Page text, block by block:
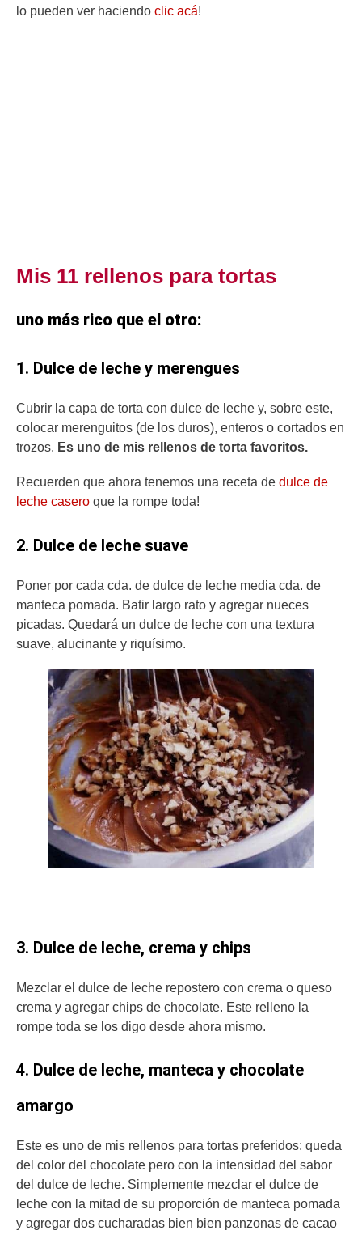
lo pueden ver haciendo clic acá!
Mis 11 rellenos para tortas
uno más rico que el otro:
1. Dulce de leche y merengues
Cubrir la capa de torta con dulce de leche y, sobre este,
colocar merenguitos (de los duros), enteros o cortados en
trozos. Es uno de mis rellenos de torta favoritos.
Recuerden que ahora tenemos una receta de dulce de
leche casero que la rompe toda!
2. Dulce de leche suave
Poner por cada cda. de dulce de leche media cda. de
manteca pomada. Batir largo rato y agregar nueces
picadas. Quedará un dulce de leche con una textura
suave, alucinante y riquísimo.
3. Dulce de leche, crema y chips
Mezclar el dulce de leche repostero con crema o queso
crema y agregar chips de chocolate. Este relleno la
rompe toda se los digo desde ahora mismo.
4. Dulce de leche, manteca y chocolate
amargo
Este es uno de mis rellenos para tortas preferidos: queda
del color del chocolate pero con la intensidad del sabor
del dulce de leche. Simplemente mezclar el dulce de
leche con la mitad de su proporción de manteca pomada
y agregar dos cucharadas bien bien panzonas de cacao